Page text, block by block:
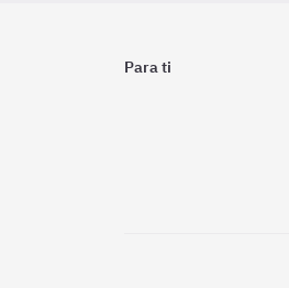
Para ti